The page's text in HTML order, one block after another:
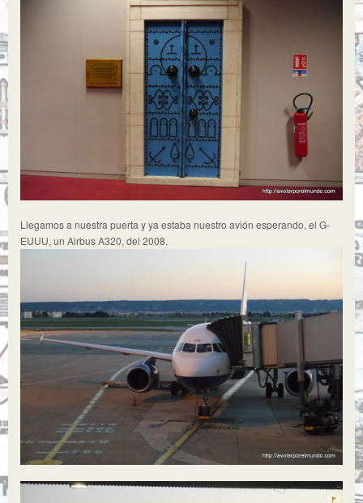
Llegamos a nuestra puerta y ya estaba nuestro avión esperando, el G-
EUUU, un Airbus A320, del 2008.